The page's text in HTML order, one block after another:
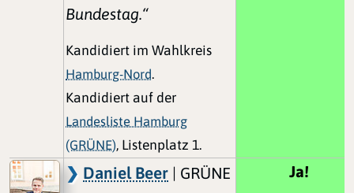
Bundestag.“
Kandidiert im Wahlkreis
Hamburg-Nord.
Kandidiert auf der
Landesliste Hamburg
(GRÜNE), Listenplatz 1.
Daniel Beer | GRÜNE
Ja!